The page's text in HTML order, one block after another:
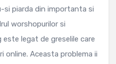
si piarda din importanta si
worshopurilor si
legat de greselile care
online. Aceasta problema ii